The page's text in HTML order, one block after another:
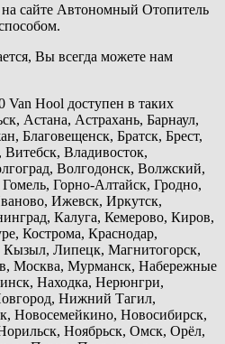
сайте Автономный Отопитель
Вы всегда можете нам
Van Hool доступен в таких
Астана, Астрахань, Барнаул,
Благовещенск, Братск, Брест,
Владивосток,
Волгодонск, Волжский,
Горно-Алтайск, Гродно,
Ижевск, Иркутск,
Калуга, Кемерово, Киров,
Кострома, Краснодар,
Кызыл, Липецк, Магнитогорск,
Москва, Мурманск, Набережные
Находка, Нерюнгри,
Нижний Тагил,
Новосемейкино, Новосибирск,
Ноябрьск, Омск, Орёл,